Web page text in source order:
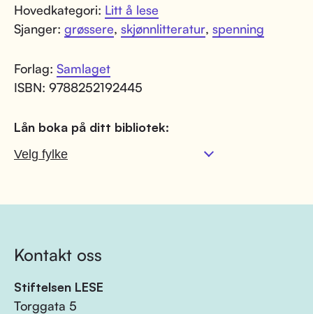
Hovedkategori: Litt å lese
Sjanger: grøssere, skjønnlitteratur, spenning
Forlag: Samlaget
ISBN: 9788252192445
Lån boka på ditt bibliotek:
Kontakt oss
Stiftelsen LESE
Torggata 5